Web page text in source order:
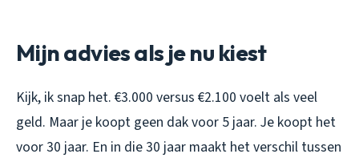
Mijn advies als je nu kiest
Kijk, ik snap het. €3.000 versus €2.100 voelt als veel
geld. Maar je koopt geen dak voor 5 jaar. Je koopt het
voor 30 jaar. En in die 30 jaar maakt het verschil tussen